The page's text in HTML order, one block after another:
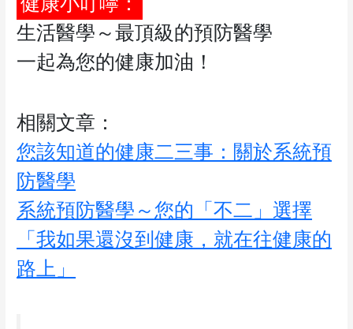
生活醫學～最頂級的預防醫學
一起為您的健康加油！
相關文章：
您該知道的健康二三事：關於系統預
防醫學
系統預防醫學～您的「不二」選擇
「我如果還沒到健康，就在往健康的
路上」